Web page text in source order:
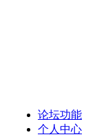
论坛功能
个人中心